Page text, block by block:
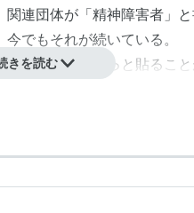
連団体が「精神障害者」
でもそれが続いている。
最近になりやっと貼ること
際に提示する小さな手帳。
保健福祉手帳の3種類があり
級によって受けられるサ
きを読む